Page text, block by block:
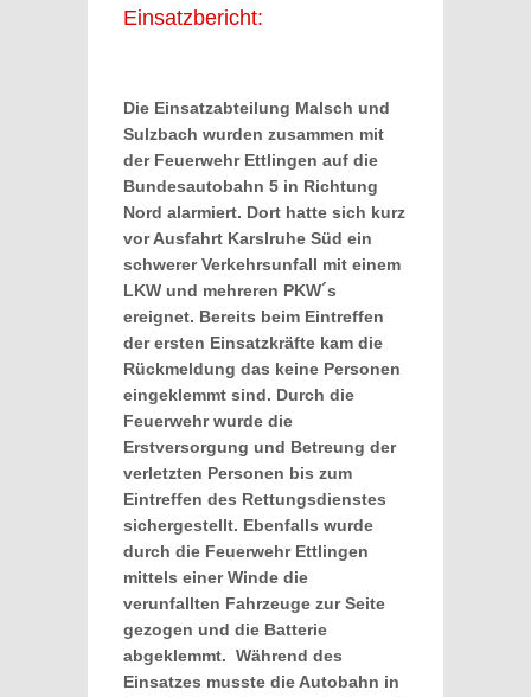
Einsatzbericht:
Die Einsatzabteilung Malsch und
Sulzbach wurden zusammen mit
der Feuerwehr Ettlingen auf die
Bundesautobahn 5 in Richtung
Nord alarmiert. Dort hatte sich kurz
vor Ausfahrt Karslruhe Süd ein
schwerer Verkehrsunfall mit einem
LKW und mehreren PKW´s
ereignet. Bereits beim Eintreffen
der ersten Einsatzkräfte kam die
Rückmeldung das keine Personen
eingeklemmt sind. Durch die
Feuerwehr wurde die
Erstversorgung und Betreung der
verletzten Personen bis zum
Eintreffen des Rettungsdienstes
sichergestellt. Ebenfalls wurde
durch die Feuerwehr Ettlingen
mittels einer Winde die
verunfallten Fahrzeuge zur Seite
gezogen und die Batterie
abgeklemmt. Während des
Einsatzes musste die Autobahn in